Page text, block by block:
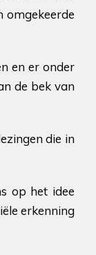
omgekeerde
en er onder
de bek van
die in
op het idee
erkenning